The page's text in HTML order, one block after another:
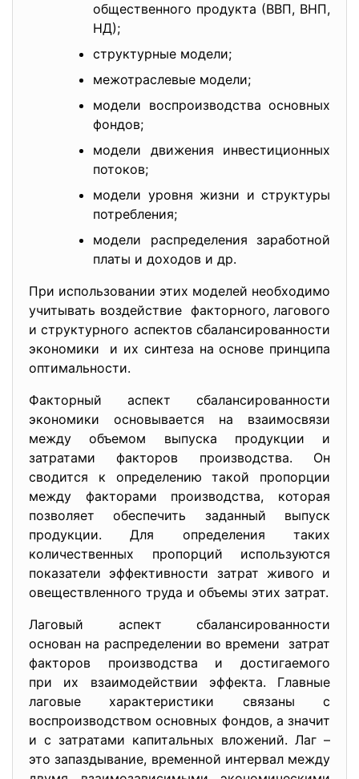
общественного продукта (ВВП, ВНП,
НД);
структурные модели;
межотраслевые модели;
модели воспроизводства основных
фондов;
модели движения инвестиционных
потоков;
модели уровня жизни и структуры
потребления;
модели распределения заработной
платы и доходов и др.
При использовании этих моделей необходимо
учитывать воздействие факторного, лагового
и структурного аспектов сбалансированности
экономики и их синтеза на основе принципа
оптимальности.
Факторный аспект сбалансированности
экономики основывается на взаимосвязи
между объемом выпуска продукции и
затратами факторов производства. Он
сводится к определению такой пропорции
между факторами производства, которая
позволяет обеспечить заданный выпуск
продукции. Для определения таких
количественных пропорций используются
показатели эффективности затрат живого и
овеществленного труда и объемы этих затрат.
Лаговый аспект сбалансированности
основан на распределении во времени затрат
факторов производства и достигаемого
при их взаимодействии эффекта. Главные
лаговые характеристики связаны с
воспроизводством основных фондов, а значит
и с затратами капитальных вложений. Лаг –
это запаздывание, временной интервал между